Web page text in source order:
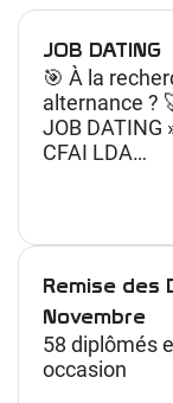
JOB DATING
🎯 À la
alternance ?
JOB DATING
CFAI LDA…
Remise des
Novembre
58 diplômés
occasion